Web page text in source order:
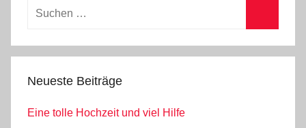
Suchen
Neueste Beiträge
Eine tolle Hochzeit und viel Hilfe